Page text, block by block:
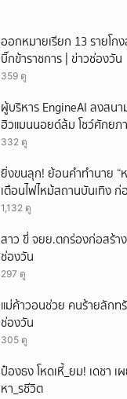
ออกหมายเรียก 13 รายโ
บิ๊กข้าราชการ | ข่าวช่องวัน
359 ดู
ผู้บริหาร EngineAI ลงสน
ฮิวแมนนอยด์ล้ม โชว์ศักยภ
332 ดู
ยิ่งขนลุก! ย้อนคำทำนาย “
เตือนไฟไหม้สถานบันเทิง ก่
1,132 ดู
สาว ขี่ จยย.ตกร่องก่อสร้า
ช่องวัน
297 ดู
แม่ค้าวอนช่วย คนร้ายลัก
ช่องวัน
305 ดู
ป๋องธง โหดเหี้_ยม! เดชา เ
หา_รชีวิต